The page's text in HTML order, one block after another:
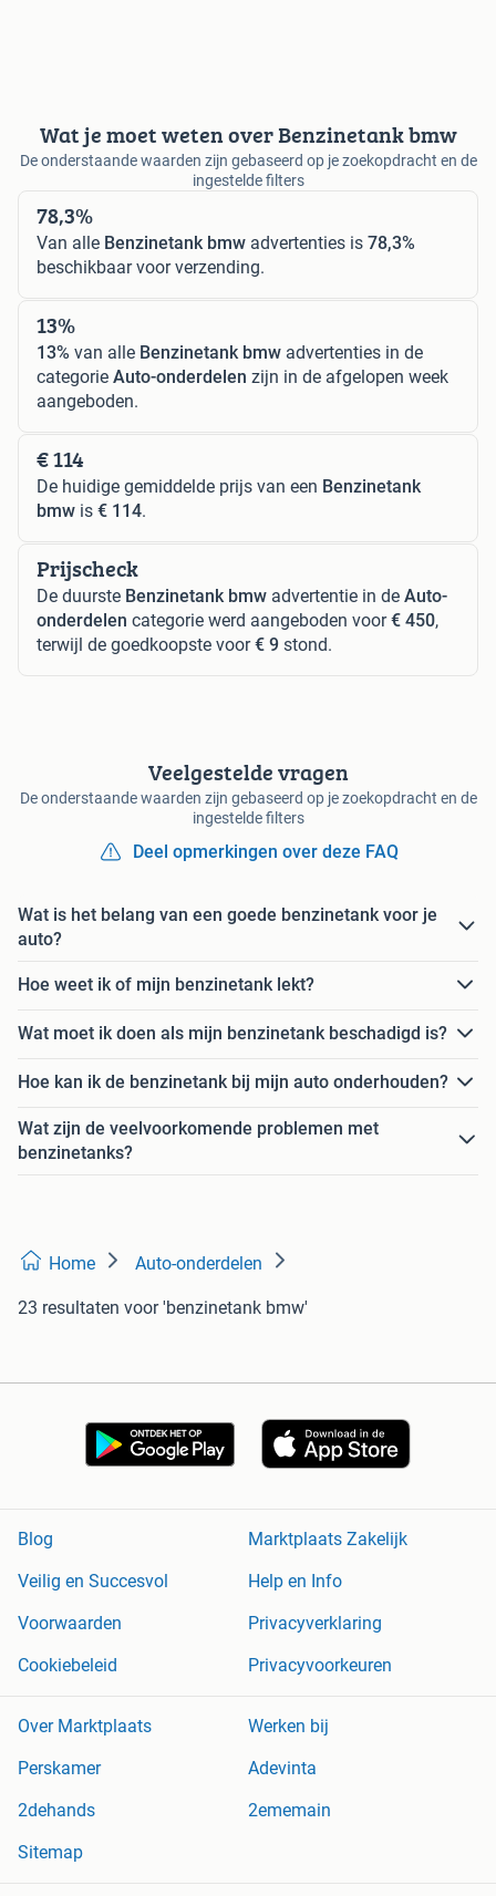
Wat je moet weten over Benzinetank bmw
De onderstaande waarden zijn gebaseerd op je zoekopdracht en de
ingestelde filters
78,3%
Van alle Benzinetank bmw advertenties is 78,3%
beschikbaar voor verzending.
13%
13% van alle Benzinetank bmw advertenties in de
categorie Auto-onderdelen zijn in de afgelopen week
aangeboden.
€ 114
De huidige gemiddelde prijs van een Benzinetank
bmw is € 114.
Prijscheck
De duurste Benzinetank bmw advertentie in de Auto-
onderdelen categorie werd aangeboden voor€ 450,
terwijl de goedkoopste voor€ 9 stond.
Veelgestelde vragen
De onderstaande waarden zijn gebaseerd op je zoekopdracht en de
ingestelde filters
Deel opmerkingen over deze FAQ
Wat is het belang van een goede benzinetank voor je
auto?
Hoe weet ik of mijn benzinetank lekt?
Wat moet ik doen als mijn benzinetank beschadigd is?
Hoe kan ik de benzinetank bij mijn auto onderhouden?
Wat zijn de veelvoorkomende problemen met
benzinetanks?
Home Auto-onderdelen
23 resultaten voor 'benzinetank bmw'
Blog
Marktplaats Zakelijk
Veilig en Succesvol
Help en Info
Voorwaarden
Privacyverklaring
Cookiebeleid
Privacyvoorkeuren
Over Marktplaats
Werken bij
Perskamer
Adevinta
2dehands
2ememain
Sitemap